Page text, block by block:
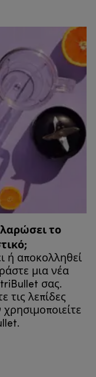
το
ή αποκολληθεί
μια νέα
σας.
τις λεπίδες